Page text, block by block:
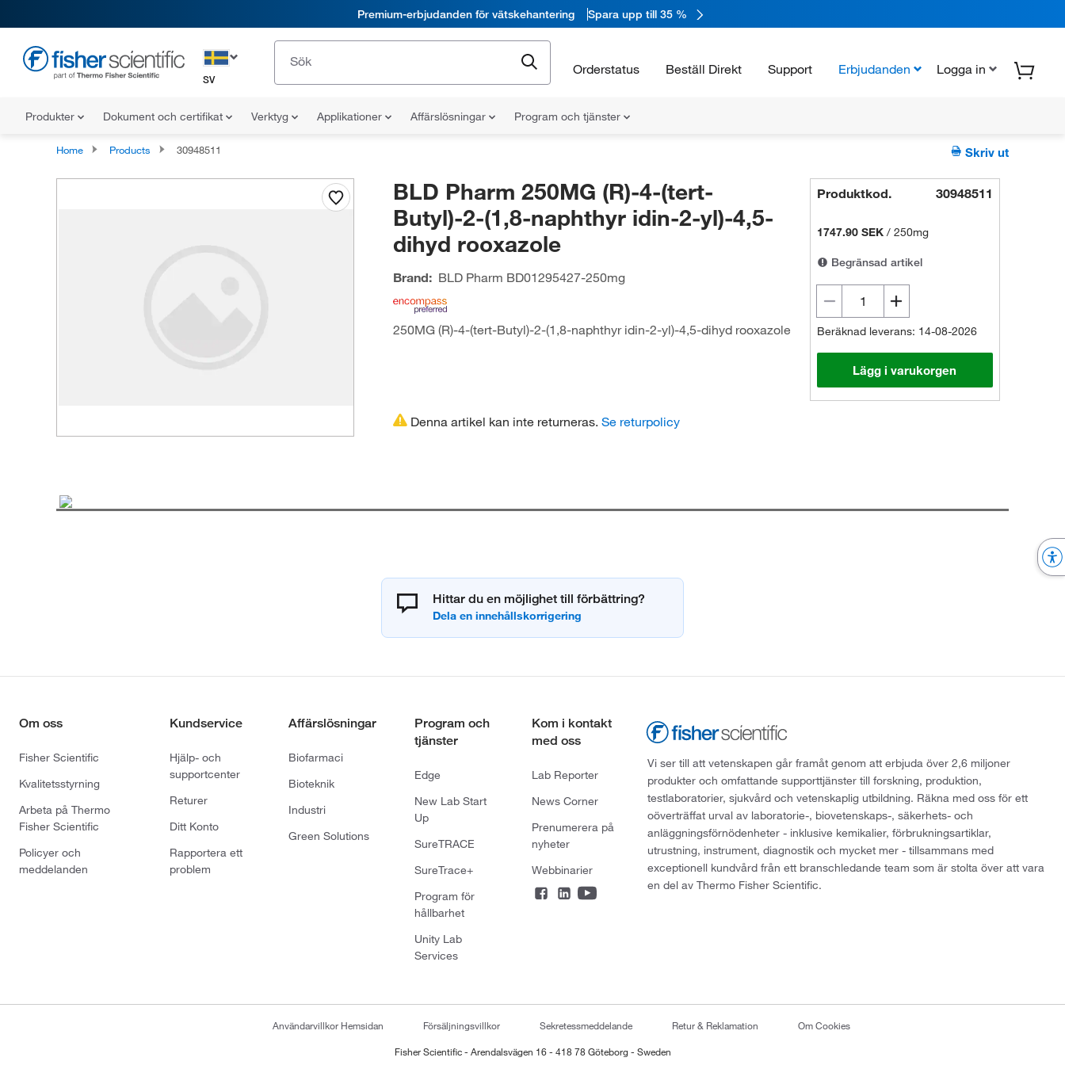
Premium-erbjudanden för vätskehantering Spara upp till 35 %
SV
Orderstatus Beställ Direkt Support Erbjudanden Logga in
Produkter Dokument och certifikat Verktyg Applikationer Affärslösningar Program och tjänster
Home Products 30948511 Skriv ut
BLD Pharm 250MG (R)-4-(tert-
Butyl)-2-(1,8-naphthyr idin-2-yl)-4,5-
dihyd rooxazole
Brand: BLD Pharm BD01295427-250mg
250MG (R)-4-(tert-Butyl)-2-(1,8-naphthyr idin-2-yl)-4,5-dihyd rooxazole
Produktkod. 30948511
1747.90 SEK /250mg
Begränsad artikel
Beräknad leverans: 14-08-2026
Lägg i varukorgen
Denna artikel kan inte returneras. Se returpolicy
Hittar du en möjlighet till förbättring?
Om oss
Fisher Scientific
Kvalitetsstyrning
Arbeta på Thermo
Fisher Scientific
Policyer och
meddelanden
Kundservice
Hjälp- och
supportcenter
Returer
Ditt Konto
Rapportera ett
problem
Affärslösningar
Biofarmaci
Bioteknik
Industri
Green Solutions
Program och
tjänster
Edge
New Lab Start
Up
SureTRACE
SureTrace+
Program för
hållbarhet
Unity Lab
Services
Kom i kontakt
med oss
Lab Reporter
News Corner
Prenumerera på
nyheter
Webbinarier
Vi ser till att vetenskapen går framåt genom att erbjuda över 2,6 miljoner
produkter och omfattande supporttjänster till forskning, produktion,
testlaboratorier, sjukvård och vetenskaplig utbildning. Räkna med oss för ett
oöverträffat urval av laboratorie-, biovetenskaps-, säkerhets- och
anläggningsförnödenheter - inklusive kemikalier, förbrukningsartiklar,
utrustning, instrument, diagnostik och mycket mer - tillsammans med
exceptionell kundvård från ett branschledande team som är stolta över att vara
en del av Thermo Fisher Scientific.
Användarvillkor Hemsidan Försäljningsvillkor Sekretessmeddelande Retur & Reklamation Om Cookies
Fisher Scientific - Arendalsvägen 16 - 418 78 Göteborg - Sweden